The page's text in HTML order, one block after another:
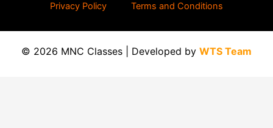
Privacy Policy
Terms and Conditions
© 2026 MNC Classes | Developed by WTS Team